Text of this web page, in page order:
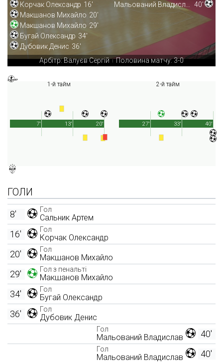
Корчак Олександр 16'
Макшанов Михайло 20'
Макшанов Михайло 29'
Бугай Олександр 34'
Дубовик Денис 36'
40'
Арбітр: Валуєв Сергій | Половина матчу: 3-0
1-й тайм
20'
7' 13'
2-й тайм
40'
27' 33'
ГОЛИ
Гол
Сальник Артем
8'
Гол
Корчак Олександр
16'
Гол
Макшанов Михайло
20'
Гол з пенальті
Макшанов Михайло
29'
Гол
Бугай Олександр
34'
Гол
Дубовик Денис
36'
40'
Гол
Мальований Владислав
40'
Гол
Мальований Владислав